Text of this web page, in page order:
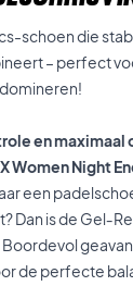
schoen die
– perfect
en maximaal
Women Night
een
Dan is de
Boordevol
de perfecte